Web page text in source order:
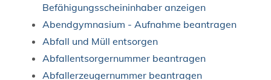
Befähigungsscheininhaber anzeigen
Abendgymnasium - Aufnahme beantragen
Abfall und Müll entsorgen
Abfallentsorgernummer beantragen
Abfallerzeugernummer beantragen